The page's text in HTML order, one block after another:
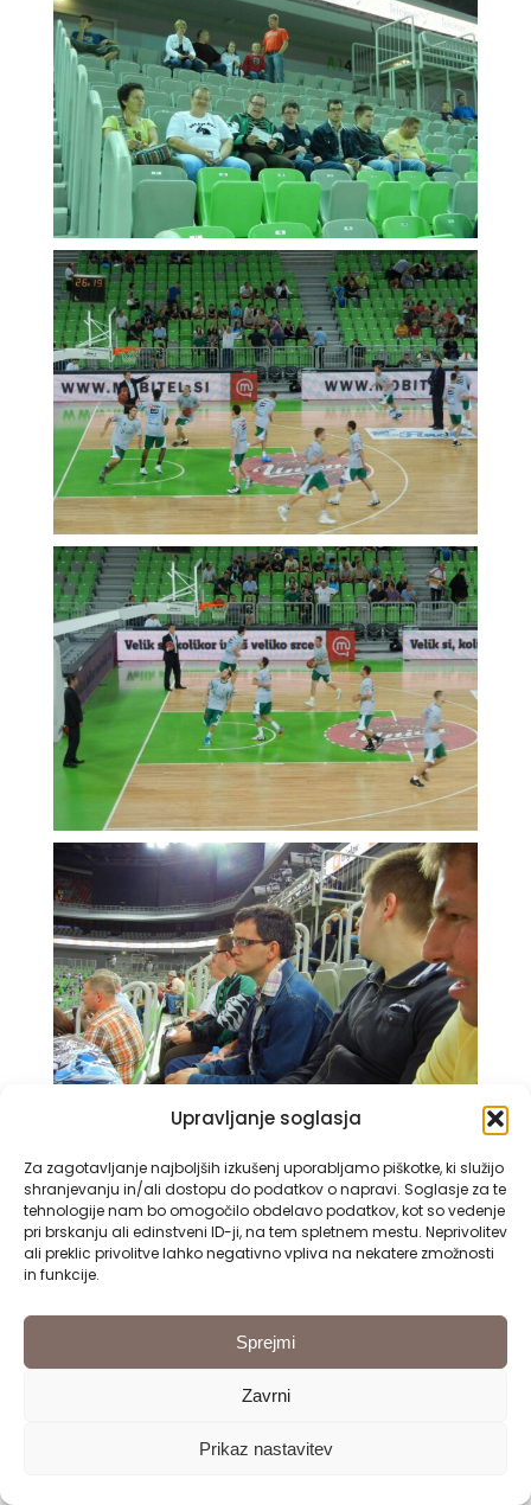
Upravljanje soglasja
Za zagotavljanje najboljših izkušenj uporabljamo piškotke, ki služijo
shranjevanju in/ali dostopu do podatkov o napravi. Soglasje za te
tehnologije nam bo omogočilo obdelavo podatkov, kot so vedenje
pri brskanju ali edinstveni ID-ji, na tem spletnem mestu. Neprivolitev
ali preklic privolitve lahko negativno vpliva na nekatere zmožnosti
in funkcije.
Sprejmi
Zavrni
Prikaz nastavitev